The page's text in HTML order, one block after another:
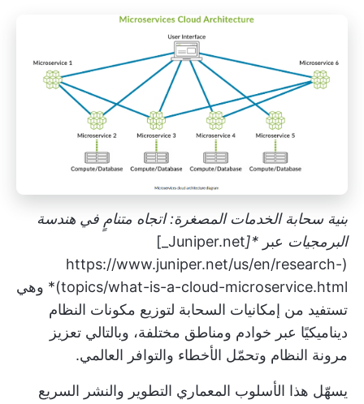
بنية سحابة الخدمات المصغرة: اتجاه متنامٍ في هندسة
البرمجيات عبر *[
Juniper.net_]
(
https://www.juniper.net/us/en/research-
topics/what-is-a-cloud-microservice.html)*
وهي
تستفيد من إمكانيات السحابة لتوزيع مكونات النظام
ديناميكيًا عبر خوادم ومناطق مختلفة، وبالتالي تعزيز
مرونة النظام وتحمّل الأخطاء والتوافر العالمي.
يسهّل هذا الأسلوب المعماري التطوير والنشر السريع